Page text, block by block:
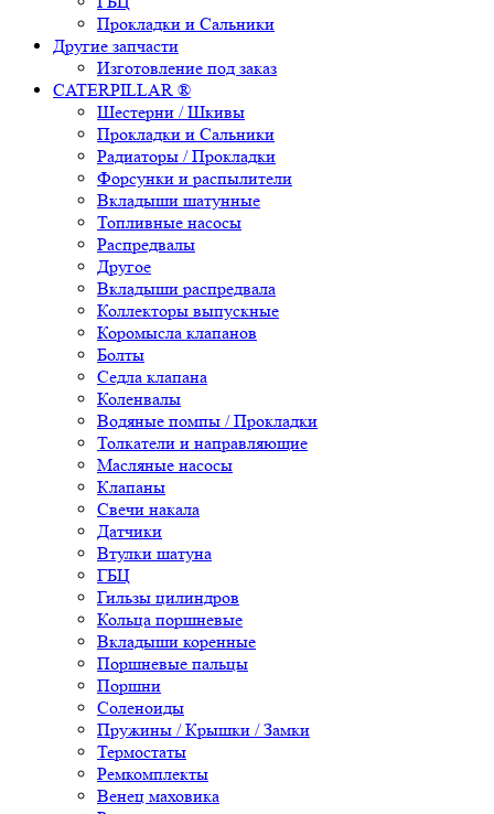
Прокладки и Сальники
Другие запчасти
Изготовление под заказ
CATERPILLAR ®
Шестерни / Шкивы
Прокладки и Сальники
Радиаторы / Прокладки
Форсунки и распылители
Вкладыши шатунные
Топливные насосы
Распредвалы
Другое
Вкладыши распредвала
Коллекторы выпускные
Коромысла клапанов
Болты
Седла клапана
Коленвалы
Водяные помпы / Прокладки
Толкатели и направляющие
Масляные насосы
Клапаны
Свечи накала
Датчики
Втулки шатуна
ГБЦ
Гильзы цилиндров
Кольца поршневые
Вкладыши коренные
Поршневые пальцы
Поршни
Соленоиды
Пружины / Крышки / Замки
Термостаты
Ремкомплекты
Венец маховика